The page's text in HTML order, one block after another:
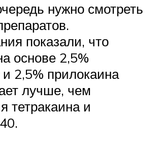
нужно смотреть
показали, что
основе 2,5%
2,5% прилокаина
лучше, чем
тетракаина и